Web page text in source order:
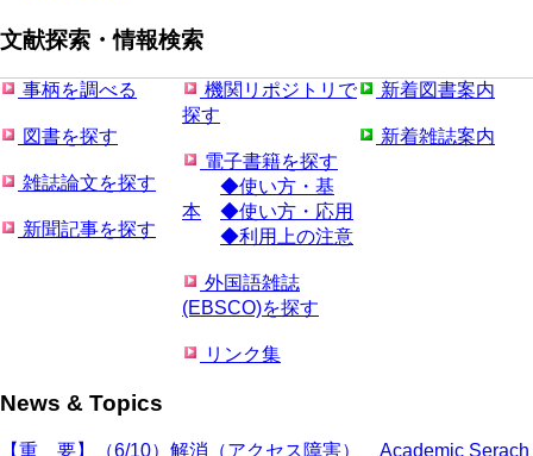
文献探索・情報検索
事柄を調べる
図書を探す
雑誌論文を探す
新聞記事を探す
機関リポジトリで
探す
電子書籍を探す
◆使い方・基
本
◆使い方・応用
◆利用上の注意
外国語雑誌
(EBSCO)を探す
リンク集
新着図書案内
新着雑誌案内
News & Topics
【重 要】（6/10）解消（アクセス障害） Academic Serach